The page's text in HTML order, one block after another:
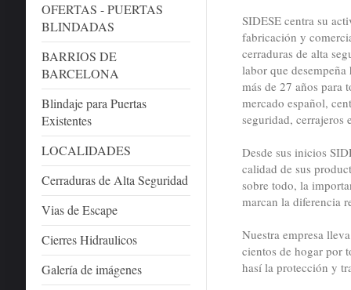
OFERTAS - PUERTAS
BLINDADAS
BARRIOS DE
BARCELONA
Blindaje para Puertas
Existentes
LOCALIDADES
Cerraduras de Alta Seguridad
Vias de Escape
Cierres Hidraulicos
Galería de imágenes
SIDESE centra su
fabricación y
cerraduras de alta
labor que desempeña
más de 27 años para
mercado español,
seguridad, cerrajeros
Desde sus inicios
calidad de sus
sobre todo, la
marcan la diferencia
Nuestra empresa
cientos de hogar por
hasí la protección y